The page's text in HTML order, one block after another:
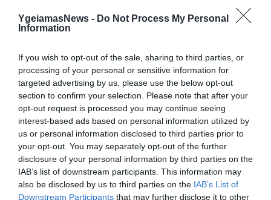
YgeiamasNews - Do Not Process My Personal
Information
If you wish to opt-out of the sale, sharing to third parties, or
processing of your personal or sensitive information for
targeted advertising by us, please use the below opt-out
section to confirm your selection. Please note that after your
opt-out request is processed you may continue seeing
interest-based ads based on personal information utilized by
us or personal information disclosed to third parties prior to
your opt-out. You may separately opt-out of the further
disclosure of your personal information by third parties on the
IAB’s list of downstream participants. This information may
also be disclosed by us to third parties on the IAB’s List of
Downstream Participants that may further disclose it to other
07.08.2026 06:05
06.08.2026 21:06